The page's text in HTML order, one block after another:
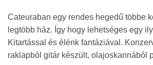
Cateuraban egy rendes hegedű többe
legtöbb ház. Így hogy lehetséges egy
Kitartással és élénk fantáziával.
raklapból gitár készült, olajoskannából